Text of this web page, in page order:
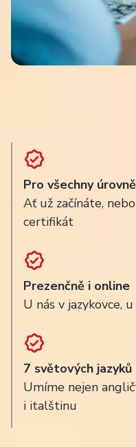
Pro všechny úrovně
Ať už začínáte,
certifikát
Prezenčně i online
U nás v jazykovce,
7 světových jazyků
Umíme nejen
i italštinu